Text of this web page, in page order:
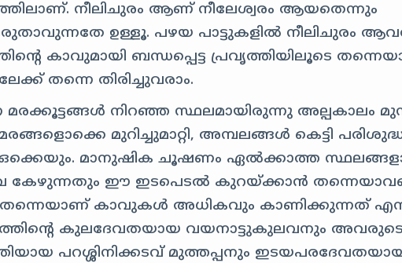
നീലിചുരം ആണ് നീലേശ്വരം ആയതെന്നും
ഉള്ളൂ. പഴയ പാട്ടുകളിൽ നീലിചുരം
കാവുമായി ബന്ധപ്പെട്ട പ്രവൃത്തിയിലൂടെ
തന്നെ തിരിച്ചുവരാം.
മരക്കൂട്ടങ്ങൾ നിറഞ്ഞ സ്ഥലമായിരുന്നു അല്പകാലം
മുറിച്ചുമാറ്റി, അമ്പലങ്ങൾ കെട്ടി
മാനുഷിക ചൂഷണം ഏൽക്കാത്ത
കേഴുന്നതും ഈ ഇടപെടൽ കുറയ്ക്കാൻ
തന്നെയാണ് കാവുകൾ അധികവും കാണിക്കുന്നത്
കുലദേവതയായ വയനാട്ടുകുലവനും
പറശ്ശിനിക്കടവ് മുത്തപ്പനും